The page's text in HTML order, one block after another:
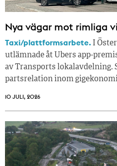
Nya vägar mot rimliga
Taxi/plattformsarbete. I
utlämnade åt Ubers app-
av Transports lokalavdelning.
partsrelation inom
10 JULI, 2026